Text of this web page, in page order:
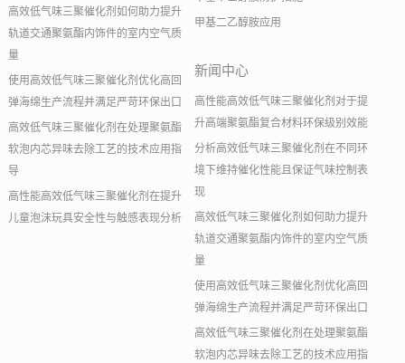
高效低气味三聚催化剂如何助力提升
轨道交通聚氨酯内饰件的室内空气质
量
使用高效低气味三聚催化剂优化高回
弹海绵生产流程并满足严苛环保出口
高效低气味三聚催化剂在处理聚氨酯
软泡内芯异味去除工艺的技术应用指
导
高性能高效低气味三聚催化剂在提升
儿童泡沫玩具安全性与触感表现分析
甲基二乙醇胺应用
新闻中心
高性能高效低气味三聚催化剂对于提
升高端聚氨酯复合材料环保级别效能
分析高效低气味三聚催化剂在不同环
境下维持催化性能且保证气味控制表
现
高效低气味三聚催化剂如何助力提升
轨道交通聚氨酯内饰件的室内空气质
量
使用高效低气味三聚催化剂优化高回
弹海绵生产流程并满足严苛环保出口
高效低气味三聚催化剂在处理聚氨酯
软泡内芯异味去除工艺的技术应用指